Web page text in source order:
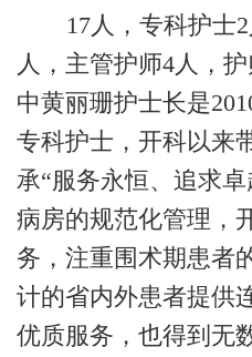
17人，专科护士
人，主管护师4人，
中黄丽珊护士长是
专科护士，开科以来
承“服务永恒、追求
病房的规范化管理，
务，注重围术期患者
计的省内外患者提供
优质服务，也得到无